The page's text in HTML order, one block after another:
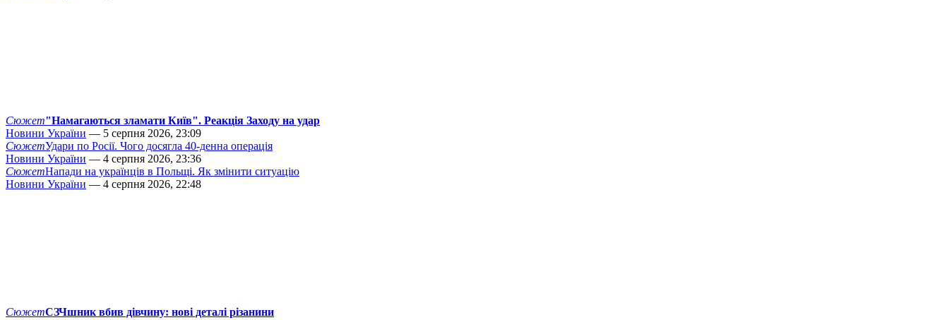
Сюжет"Намагаються зламати Київ". Реакція Заходу на удар
Новини України — 5 серпня 2026, 23:09
СюжетУдари по Росії. Чого досягла 40-денна операція
Новини України — 4 серпня 2026, 23:36
СюжетНапади на українців в Польщі. Як змінити ситуацію
Новини України — 4 серпня 2026, 22:48
СюжетСЗЧшник вбив дівчину: нові деталі різанини